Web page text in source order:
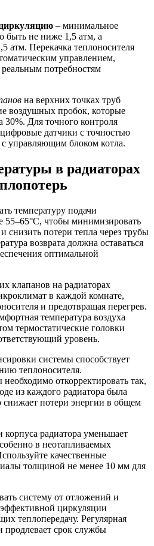
– минимальное
быть не ниже 1,5 атм, а
атм. Перекачка теплоносителя
управлением,
потребностям
на верхних точках труб
воздушных пробок, которые
Для точного контроля
датчики с точностью
управляющим блоком котла.
в радиаторах
температуру подачи
55–65°C, чтобы минимизировать
снизить потери тепла через трубы
возврата должна оставаться
оптимальной
клапанов на радиаторах
в каждой комнате,
и предотвращая перегрев.
температура воздуха
термостатические головки
уровень.
системы способствует
теплоносителя.
откорректировать так,
из каждого радиатора была
потери энергии в общем
радиатора уменьшает
в неотапливаемых
качественные
толщиной не менее 10 мм для
систему от отложений и
циркуляции
теплопередачу. Регулярная
срок службы